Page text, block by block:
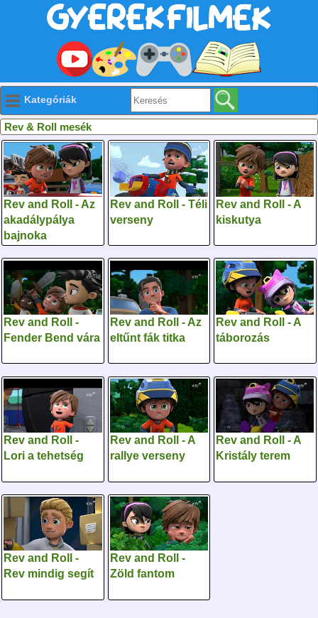
Kategóriák
Rev & Roll mesék
Rev and Roll - Az
akadálypálya
bajnoka
Rev and Roll - Téli
verseny
Rev and Roll - A
kiskutya
Rev and Roll -
Fender Bend vára
Rev and Roll - Az
eltűnt fák titka
Rev and Roll - A
táborozás
Rev and Roll -
Lori a tehetség
Rev and Roll - A
rallye verseny
Rev and Roll - A
Kristály terem
Rev and Roll -
Rev mindig segít
Rev and Roll -
Zöld fantom